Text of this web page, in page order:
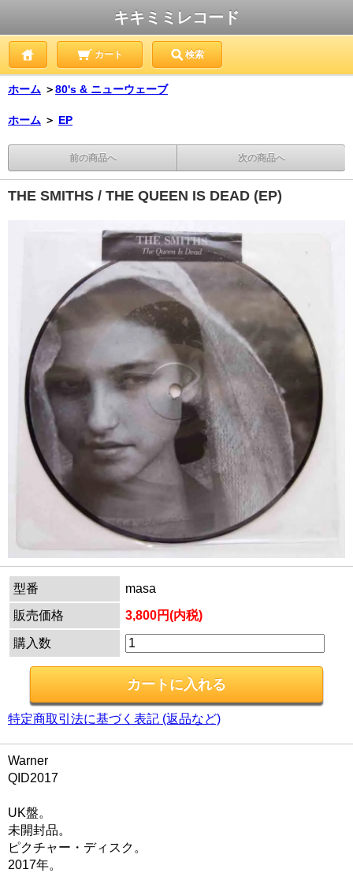
キキミミレコード
カート 検索
ホーム ＞80's & ニューウェーブ
ホーム ＞ EP
前の商品へ 次の商品へ
THE SMITHS / THE QUEEN IS DEAD (EP)
型番
masa
販売価格
3,800円(内税)
購入数
特定商取引法に基づく表記 (返品など)
Warner
QID2017
UK盤。
未開封品。
ピクチャー・ディスク。
2017年。